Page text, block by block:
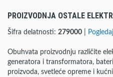
PROIZVODNJA OSTALE
Šifra delatnosti: 279000
Obuhvata proizvodnju različite
generatora i transformatora,
proizvoda, svetleće opreme i